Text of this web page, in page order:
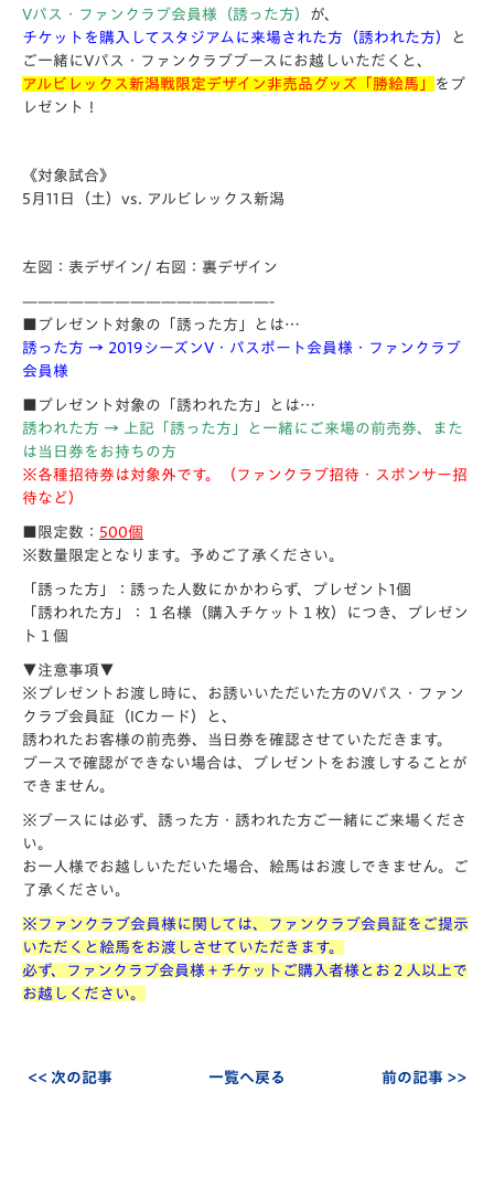
Vパス・ファンクラブ会員様（誘った方） が、
チケットを購入してスタジアムに来場された方（誘われた方）
と
ご一緒にVパス・ファンクラブブースにお越しいただくと、
アルビレックス新潟戦限定デザイン非売品グッズ「勝絵馬」
をプ
レゼント！
《対象試合》
5月11日（土）vs. アルビレックス新潟
左図：表デザイン/ 右図：裏デザイン
————————————————-
■プレゼント対象の「誘った方」とは…
誘った方 → 2019シーズンV・パスポート会員様・ファンクラブ
会員様
■プレゼント対象の「誘われた方」とは…
誘われた方 → 上記「誘った方」と一緒にご来場の前売券、また
は当日券をお持ちの方
※各種招待券は対象外です。（ファンクラブ招待・スポンサー招
待など）
■限定数： 500個
※数量限定となります。予めご了承ください。
「誘った方」：誘った人数にかかわらず、プレゼント1個
「誘われた方」：１名様（購入チケット１枚）につき、プレゼン
ト１個
▼注意事項▼
※プレゼントお渡し時に、お誘いいただいた方のVパス・ファン
クラブ会員証（ICカード）と、
誘われたお客様の前売券、当日券を確認させていただきます。
ブースで確認ができない場合は、プレゼントをお渡しすることが
できません。
※ブースには必ず、誘った方・誘われた方ご一緒にご来場くださ
い。
お一人様でお越しいただいた場合、絵馬はお渡しできません。ご
了承ください。
※ファンクラブ会員様に関しては、ファンクラブ会員証をご提示
いただくと絵馬をお渡しさせていただきます。
必ず、ファンクラブ会員様＋チケットご購入者様とお２人以上で
お越しください。
<< 次の記事 一覧へ戻る 前の記事 >>